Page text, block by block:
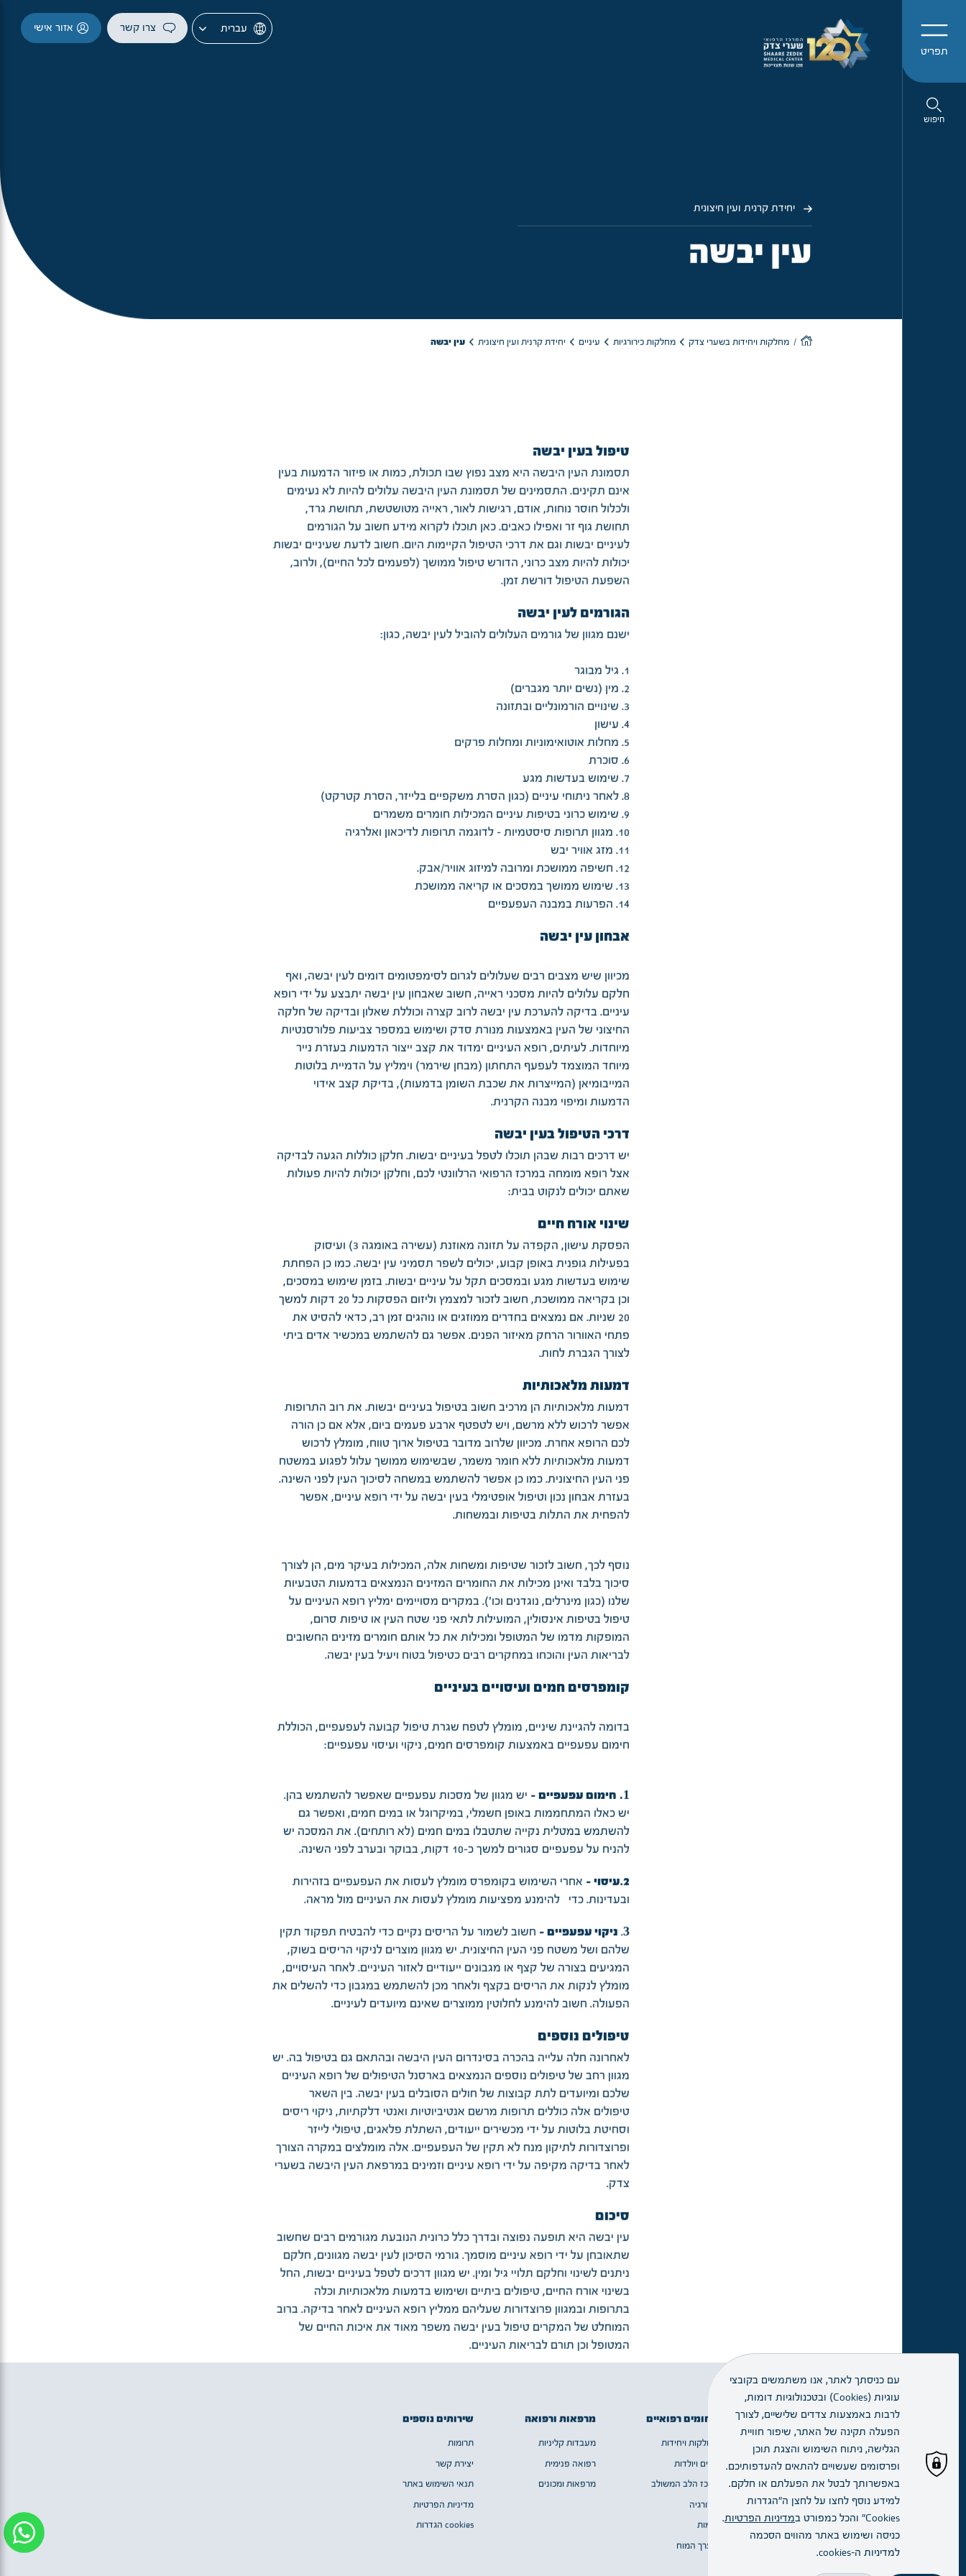
תפריט
חיפוש
מחלקות
ויחידות
עברית צרו קשר אזור אישי
יחידת קרנית ועין חיצונית
עין יבשה
מחלקות ויחידות בשערי צדק מחלקות כירורגיות עיניים יחידת קרנית ועין חיצונית עין יבשה
טיפול בעין יבשה
תסמונת העין היבשה היא מצב נפוץ שבו תכולת, כמות או פיזור הדמעות בעין
אינם תקינים. התסמינים של תסמונת העין היבשה עלולים להיות לא נעימים
ולכלול חוסר נוחות, אודם, רגישות לאור, ראייה מטושטשת, תחושת גרד,
תחושת גוף זר ואפילו כאבים. כאן תוכלו לקרוא מידע חשוב על הגורמים
לעיניים יבשות וגם את דרכי הטיפול הקיימות היום. חשוב לדעת שעיניים יבשות
יכולות להיות מצב כרוני, הדורש טיפול ממושך (לפעמים לכל החיים), ולרוב,
השפעת הטיפול דורשת זמן.
הגורמים לעין יבשה
ישנם מגוון של גורמים העלולים להוביל לעין יבשה, כגון:
1. גיל מבוגר
2. מין (נשים יותר מגברים)
3. שינויים הורמונליים ובתזונה
4. עישון
5. מחלות אוטואימוניות ומחלות פרקים
6. סוכרת
7. שימוש בעדשות מגע
8. לאחר ניתוחי עיניים (כגון הסרת משקפיים בלייזר, הסרת קטרקט)
9. שימוש כרוני בטיפות עיניים המכילות חומרים משמרים
10. מגוון תרופות סיסטמיות - לדוגמה תרופות לדיכאון ואלרגיה
11. מזג אוויר יבש
12. חשיפה ממושכת ומרובה למיזוג אוויר/אבק.
13. שימוש ממושך במסכים או קריאה ממושכת
14. הפרעות במבנה העפעפיים
אבחון עין יבשה
מכיוון שיש מצבים רבים שעלולים לגרום לסימפטומים דומים לעין יבשה, ואף
חלקם עלולים להיות מסכני ראייה, חשוב שאבחון עין יבשה יתבצע על ידי רופא
עיניים. בדיקה להערכת עין יבשה לרוב קצרה וכוללת שאלון ובדיקה של חלקה
החיצוני של העין באמצעות מנורת סדק ושימוש במספר צביעות פלורסנטיות
מיוחדות. לעיתים, רופא העיניים ימדוד את קצב ייצור הדמעות בעזרת נייר
מיוחד המוצמד לעפעף התחתון (מבחן שירמר) וימליץ על הדמיית בלוטות
המייבומיאן (המייצרות את שכבת השומן בדמעות), בדיקת קצב אידוי
הדמעות ומיפוי מבנה הקרנית.
דרכי הטיפול בעין יבשה
יש דרכים רבות שבהן תוכלו לטפל בעיניים יבשות. חלקן כוללות הגעה לבדיקה
אצל רופא מומחה במרכז הרפואי הרלוונטי לכם, וחלקן יכולות להיות פעולות
שאתם יכולים לנקוט בבית:
שינוי אורח חיים
הפסקת עישון, הקפדה על תזונה מאוזנת (עשירה באומגה 3) ועיסוק
בפעילות גופנית באופן קבוע, יכולים לשפר תסמיני עין יבשה. כמו כן הפחתת
שימוש בעדשות מגע ובמסכים תקל על עיניים יבשות. בזמן שימוש במסכים,
וכן בקריאה ממושכת, חשוב לזכור למצמץ וליזום הפסקות כל 20 דקות למשך
20 שניות. אם נמצאים בחדרים ממוזגים או נוהגים זמן רב, כדאי להסיט את
פתחי האוורור הרחק מאיזור הפנים. אפשר גם להשתמש במכשיר אדים ביתי
לצורך הגברת לחות.
דמעות מלאכותיות
דמעות מלאכותיות הן מרכיב חשוב בטיפול בעיניים יבשות. את רוב התרופות
אפשר לרכוש ללא מרשם, ויש לטפטף ארבע פעמים ביום, אלא אם כן הורה
לכם הרופא אחרת. מכיוון שלרוב מדובר בטיפול ארוך טווח, מומלץ לרכוש
דמעות מלאכותיות ללא חומר משמר, שבשימוש ממושך עלול לפגוע במשטח
פני העין החיצונית. כמו כן אפשר להשתמש במשחה לסיכוך העין לפני השינה.
בעזרת אבחון נכון וטיפול אופטימלי בעין יבשה על ידי רופא עיניים, אפשר
להפחית את התלות בטיפות ובמשחות.
נוסף לכך, חשוב לזכור שטיפות ומשחות אלה, המכילות בעיקר מים, הן לצורך
סיכוך בלבד ואינן מכילות את החומרים המזינים הנמצאים בדמעות הטבעיות
שלנו (כגון מינרלים, נוגדנים וכו'). במקרים מסויימים ימליץ רופא העיניים על
טיפול בטיפות אינסולין, המועילות לתאי פני שטח העין או טיפות סרום,
המופקות מדמו של המטופל ומכילות את כל אותם חומרים מזינים החשובים
לבריאות העין והוכחו במחקרים רבים כטיפול בטוח ויעיל בעין יבשה.
קומפרסים חמים ועיסויים בעיניים
בדומה להגיינת שיניים, מומלץ לטפח שגרת טיפול קבועה לעפעפיים, הכוללת
חימום עפעפיים באמצעות קומפרסים חמים, ניקוי ועיסוי עפעפיים:
1. חימום עפעפיים – יש מגוון של מסכות עפעפיים שאפשר להשתמש בהן.
יש כאלו המתחממות באופן חשמלי, במיקרוגל או במים חמים, ואפשר גם
להשתמש במטלית נקייה שתטבלו במים חמים (לא רותחים). את המסכה יש
להניח על עפעפיים סגורים למשך כ-10 דקות, בבוקר ובערב לפני השינה.
2.עיסוי – אחרי השימוש בקומפרס מומלץ לעסות את העפעפיים בזהירות
ובעדינות. כדי להימנע מפציעות מומלץ לעסות את העיניים מול מראה.
3
. ניקוי עפעפיים - חשוב לשמור על הריסים נקיים כדי להבטיח תפקוד תקין
שלהם ושל משטח פני העין החיצונית. יש מגוון מוצרים לניקוי הריסים בשוק,
המגיעים בצורה של קצף או מגבונים ייעודיים לאזור העיניים. לאחר העיסויים,
מומלץ לנקות את הריסים בקצף ולאחר מכן להשתמש במגבון כדי להשלים את
הפעולה. חשוב להימנע לחלוטין ממוצרים שאינם מיועדים לעיניים.
טיפולים נוספים
לאחרונה חלה עלייה בהכרה בסינדרום העין היבשה ובהתאם גם בטיפול בה. יש
מגוון רחב של טיפולים נוספים הנמצאים בארסנל הטיפולים של רופא העיניים
שלכם ומיועדים לתת קבוצות של חולים הסובלים בעין יבשה. בין השאר
טיפולים אלה כוללים תרופות מרשם אנטיביוטיות ואנטי דלקתיות, ניקוי ריסים
וסחיטת בלוטות על ידי מכשירים ייעודים, השתלת פלאגים, טיפולי לייזר
ופרוצדורות לתיקון מנח לא תקין של העפעפיים. אלה מומלצים במקרה הצורך
לאחר בדיקה מקיפה על ידי רופא עיניים וזמינים במרפאת העין היבשה בשערי
צדק.
סיכום
עין יבשה היא תופעה נפוצה ובדרך כלל כרונית הנובעת מגורמים רבים שחשוב
שתאובחן על ידי רופא עיניים מוסמך. גורמי הסיכון לעין יבשה מגוונים, חלקם
ניתנים לשינוי וחלקם תלויי גיל ומין. יש מגוון דרכים לטפל בעיניים יבשות, החל
בשינוי אורח החיים, טיפולים ביתיים ושימוש בדמעות מלאכותיות וכלה
בתרופות ובמגוון פרוצדורות שעליהם ממליץ רופא העיניים לאחר בדיקה. ברוב
המוחלט של המקרים טיפול בעין יבשה משפר מאוד את איכות החיים של
המטופל וכן תורם לבריאות העיניים.
מידע שימושי
שירות ומידע
דרושים
הסדרי בחירה
תחומים רפואיים
מחלקות ויחידות
נשים ויולדות
מרכז הלב המשולב
כירורגיה
דימות
מערך המוח
מרפאות ורפואה
מעבדות קליניות
רפואה פנימית
מרפאות ומכונים
שירותים נוספים
תרומות
יצירת קשר
תנאי השימוש באתר
מדיניות הפרטיות
cookies הגדרות
עם כניסתך לאתר, אנו משתמשים בקובצי
עוגיות (Cookies) ובטכנולוגיות דומות,
לרבות באמצעות צדדים שלישיים, לצורך
הפעלה תקינה של האתר, שיפור חוויית
הגלישה, ניתוח השימוש והצגת תוכן
ופרסומים שעשויים להתאים להעדפותיכם.
באפשרותך לבטל את הפעלתם או חלקם.
למידע נוסף לחצו על לחצן ה"הגדרות
Cookies" והכל כמפורט ב
מדיניות הפרטיות.
כניסה ושימוש באתר מהווים הסכמה
למדיניות ה–cookies.